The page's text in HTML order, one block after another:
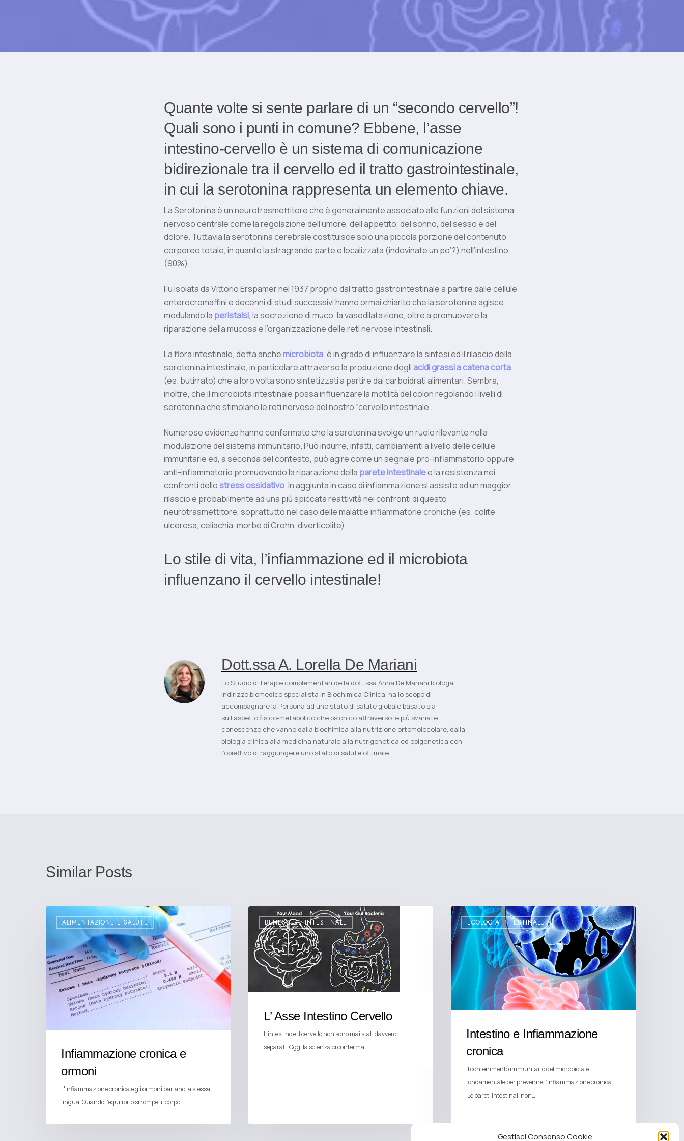
Gestisci Consenso Cookie
Quante volte si sente parlare di un “secondo cervello”!
Quali sono i punti in comune? Ebbene, l’asse
intestino-cervello è un sistema di comunicazione
bidirezionale tra il cervello ed il tratto gastrointestinale,
in cui la serotonina rappresenta un elemento chiave.
La Serotonina è un neurotrasmettitore che è generalmente associato alle funzioni del sistema
nervoso centrale come la regolazione dell’umore, dell’appetito, del sonno, del sesso e del
dolore. Tuttavia la serotonina cerebrale costituisce solo una piccola porzione del contenuto
corporeo totale, in quanto la stragrande parte è localizzata (indovinate un po’?) nell’intestino
(90%).
Fu isolata da Vittorio Erspamer nel 1937 proprio dal tratto gastrointestinale a partire dalle cellule
enterocromaffini e decenni di studi successivi hanno ormai chiarito che la serotonina agisce
modulando la peristalsi, la secrezione di muco, la vasodilatazione, oltre a promuovere la
riparazione della mucosa e l’organizzazione delle reti nervose intestinali.
La flora intestinale, detta anche microbiota, è in grado di influenzare la sintesi ed il rilascio della
serotonina intestinale, in particolare attraverso la produzione degli acidi grassi a catena corta
(es. butirrato) che a loro volta sono sintetizzati a partire dai carboidrati alimentari. Sembra,
inoltre, che il microbiota intestinale possa influenzare la motilità del colon regolando i livelli di
serotonina che stimolano le reti nervose del nostro “cervello intestinale”.
Numerose evidenze hanno confermato che la serotonina svolge un ruolo rilevante nella
modulazione del sistema immunitario. Può indurre, infatti, cambiamenti a livello delle cellule
immunitarie ed, a seconda del contesto, può agire come un segnale pro-infiammatorio oppure
anti-infiammatorio promuovendo la riparazione della parete intestinalee la resistenza nei
confronti dellostress ossidativo. In aggiunta in caso di infiammazione si assiste ad un maggior
rilascio e probabilmente ad una più spiccata reattività nei confronti di questo
neurotrasmettitore, soprattutto nel caso delle malattie infiammatorie croniche (es. colite
ulcerosa, celiachia, morbo di Crohn, diverticolite).
Lo stile di vita, l’infiammazione ed il microbiota
influenzano il cervello intestinale!
Dott.ssa A. Lorella De Mariani
Lo Studio di terapie complementari della dott.ssa Anna De Mariani biologa
indirizzo biomedico specialista in Biochimica Clinica, ha lo scopo di
accompagnare la Persona ad uno stato di salute globale basato sia
sull’aspetto fisico-metabolico che psichico attraverso le più svariate
conoscenze che vanno dalla biochimica alla nutrizione ortomolecolare, dalla
biologia clinica alla medicina naturale alla nutrigenetica ed epigenetica con
l’obiettivo di raggiungere uno stato di salute ottimale.
Similar Posts
ALIMENTAZIONE E SALUTE
Infiammazione cronica e
ormoni
L'infiammazione cronica e gli ormoni parlano la stessa
lingua. Quando l'equilibrio si rompe, il corpo…
BENESSERE INTESTINALE
L’ Asse Intestino Cervello
L'intestino e il cervello non sono mai stati davvero
separati. Oggi la scienza ci conferma…
ECOLOGIA INTESTINALE
Intestino e Infiammazione
cronica
Il contenimento immunitario del microbiota è
fondamentale per prevenire l’infiammazione cronica.
Le pareti intestinali non…